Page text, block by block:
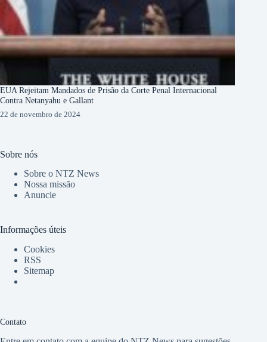
EUA Rejeitam Mandados de Prisão da Corte Penal Internacional
Contra Netanyahu e Gallant
22 de novembro de 2024
Sobre nós
Sobre o NTZ News
Nossa missão
Anuncie
Informações úteis
Cookies
RSS
Sitemap
Contato